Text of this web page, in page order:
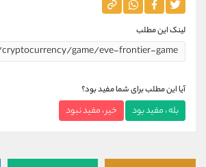
لینک این مطلب
آیا این مطلب برای شما مفید بود؟
بله ، مفید بود خیر ، مفید نبود